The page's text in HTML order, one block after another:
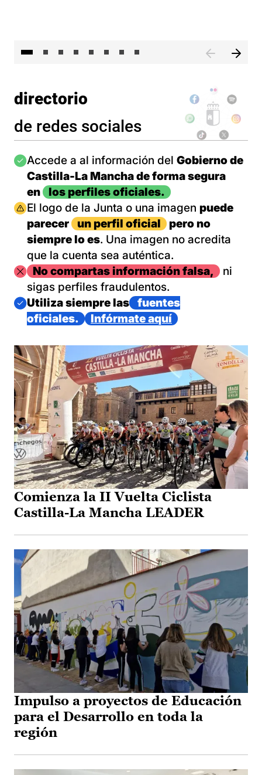
directorio
de redes sociales
Imagen
Accede a al información del Gobierno de
Castilla-La Mancha de forma segura
en
los perfiles oficiales.
Imagen
El logo de la Junta o una imagen puede
parecer
un perfil oficial
pero no
siempre lo es. Una imagen no acredita
que la cuenta sea auténtica.
ImagenNo compartas información falsa,
ni
sigas perfiles fraudulentos.
Imagen
Utiliza siempre las
fuentes
oficiales.
Infórmate aquí
Comienza la II Vuelta Ciclista
Castilla-La Mancha LEADER
Impulso a proyectos de Educación
para el Desarrollo en toda la
región